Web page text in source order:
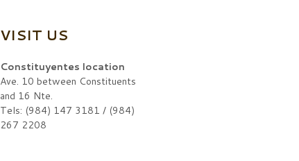
VISIT US
Constituyentes location
Ave. 10 between Constituents
and 16 Nte.
Tels: (984) 147 3181 / (984)
267 2208